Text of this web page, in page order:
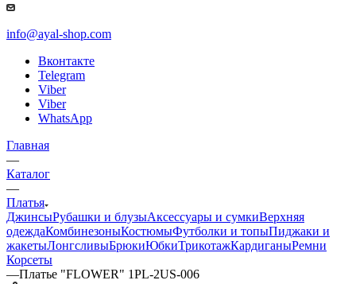
info@ayal-shop.com
Вконтакте
Telegram
Viber
Viber
WhatsApp
Главная
—
Каталог
—
Платья
ДжинсыРубашки и блузыАксессуары и сумкиВерхняя
одеждаКомбинезоныКостюмыФутболки и топыПиджаки и
жакетыЛонгсливыБрюкиЮбкиТрикотажКардиганыРемни
Корсеты
—Платье "FLOWER" 1PL-2US-006